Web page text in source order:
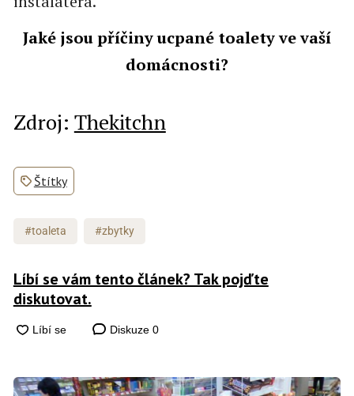
Jaké jsou příčiny ucpané toalety ve vaší
domácnosti?
Zdroj: Thekitchn
Štítky
#toaleta #zbytky
Líbí se vám tento článek? Tak pojďte
diskutovat.
Diskuze 0